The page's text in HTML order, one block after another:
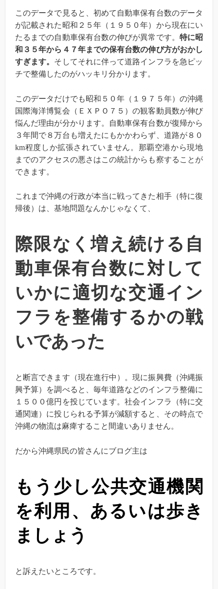
このデータで見ると、初めて自動車保有台数のデータ
が記載された昭和２５年（１９５０年）から現在にい
たるまでの自動車保有台数の伸びが異常です。 特に昭
和３５年から４７年までの保有台数の伸び方がおかし
すぎます。 そしてそれに伴って道路インフラを急ピッ
チで整備したのがハッキリ分かります。
このデータだけでも昭和５０年（１９７５年）の沖縄
国際海洋博覧会（ＥＸＰＯ７５）の観客動員数が伸び
悩んだ理由が分かります。自動車保有台数が復帰から
３年間で８万台も増えたにもかかわらず、道路が８０
km程度しか拡張されていません。那覇空港から現地
までのアクセスの悪さはこの統計からも察することが
できます。
これまで沖縄の行政が本当に戦ってきた相手（特に復
帰後）は、基地問題なんかじゃなくて、
際限なく増え続ける自
動車保有台数に対して
いかに適切な交通イン
フラを整備するかの戦
いであった
と断言できます（現在進行中）。現に振興費（沖縄振
興予算）を調べると、毎年道路などのインフラ整備に
１５００億円を投じています。社会インフラ（特に交
通関連）に投じられる予算が減額すると、その時点で
沖縄の物流は麻痺すること間違いありません。
だから沖縄県民の皆さんにブログ主は
もう少し公共交通機関
を利用、あるいは歩き
ましょう
と訴えたいところです。